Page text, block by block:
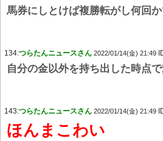
馬券にしとけば複勝転がし何回
134:つらたんニュースさん 2022/01/14(金) 21:49
自分の金以外を持ち出した時点
143:つらたんニュースさん 2022/01/14(金) 21:49
ほんまこわい